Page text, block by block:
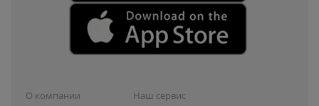
О компании
Наш сервис